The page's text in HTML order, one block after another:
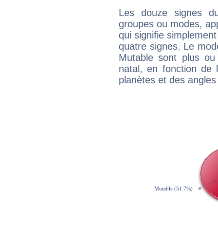
Les douze signes
groupes ou modes,
qui signifie
quatre signes. Le
Mutable sont plus
natal, en fonction de
planètes et des